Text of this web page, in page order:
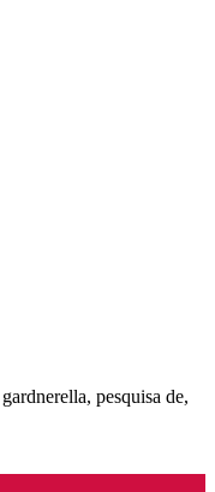
pesquisa de,